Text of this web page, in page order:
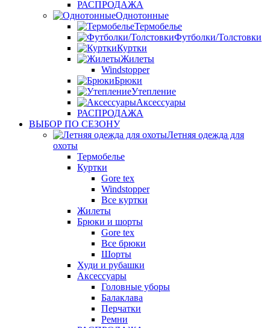
РАСПРОДАЖА
Однотонные
Термобелье
Футболки/Толстовки
Куртки
Жилеты
Windstopper
Брюки
Утепление
Аксессуары
РАСПРОДАЖА
ВЫБОР ПО СЕЗОНУ
Летняя одежда для
охоты
Термобелье
Куртки
Gore tex
Windstopper
Все куртки
Жилеты
Брюки и шорты
Gore tex
Все брюки
Шорты
Худи и рубашки
Аксессуары
Головные уборы
Балаклава
Перчатки
Ремни